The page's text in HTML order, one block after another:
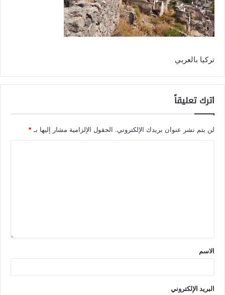
تركيا بالعربي
اترك تعليقاً
لن يتم نشر عنوان بريدك الإلكتروني. الحقول الإلزامية مشار إليها بـ *
الاسم
البريد الإلكتروني